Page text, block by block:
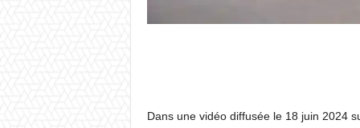
Dans une vidéo diffusée le 18 juin 2024